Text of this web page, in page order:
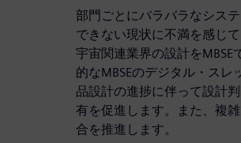
部門ごとにバラバラなシス
できない現状に不満を感じ
宇宙関連業界の設計を
的なMBSEのデジタル・ス
品設計の進捗に伴って設計
有を促進します。また、複
合を推進します。